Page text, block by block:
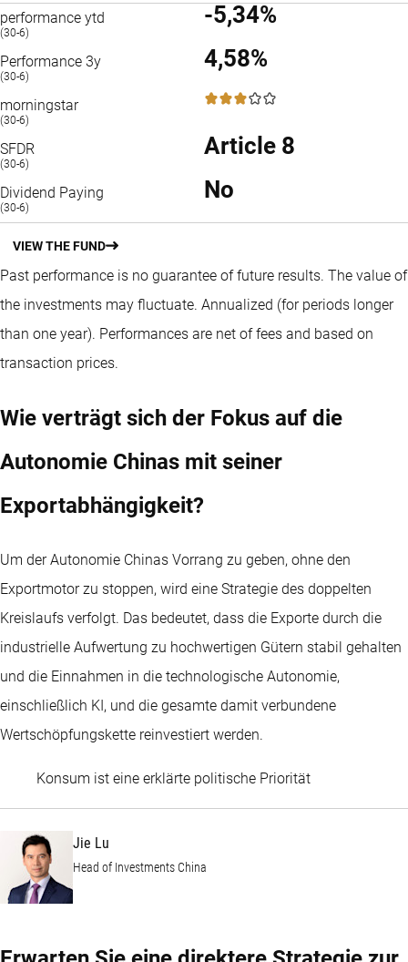
performance ytd
(30-6)
-5,34%
Performance 3y
(30-6)
4,58%
morningstar
(30-6)
3 / 5
SFDR
(30-6)
Article 8
Dividend Paying
(30-6)
No
VIEW THE FUND
Past performance is no guarantee of future results. The value of
the investments may fluctuate. Annualized (for periods longer
than one year). Performances are net of fees and based on
transaction prices.
Wie verträgt sich der Fokus auf die
Autonomie Chinas mit seiner
Exportabhängigkeit?
Um der Autonomie Chinas Vorrang zu geben, ohne den
Exportmotor zu stoppen, wird eine Strategie des doppelten
Kreislaufs verfolgt. Das bedeutet, dass die Exporte durch die
industrielle Aufwertung zu hochwertigen Gütern stabil gehalten
und die Einnahmen in die technologische Autonomie,
einschließlich KI, und die gesamte damit verbundene
Wertschöpfungskette reinvestiert werden.
Konsum ist eine erklärte politische PrioritätJie Lu
Jie Lu
Head of Investments China